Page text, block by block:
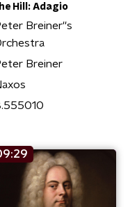
Hill: Adagio
Breiner''s
Breiner